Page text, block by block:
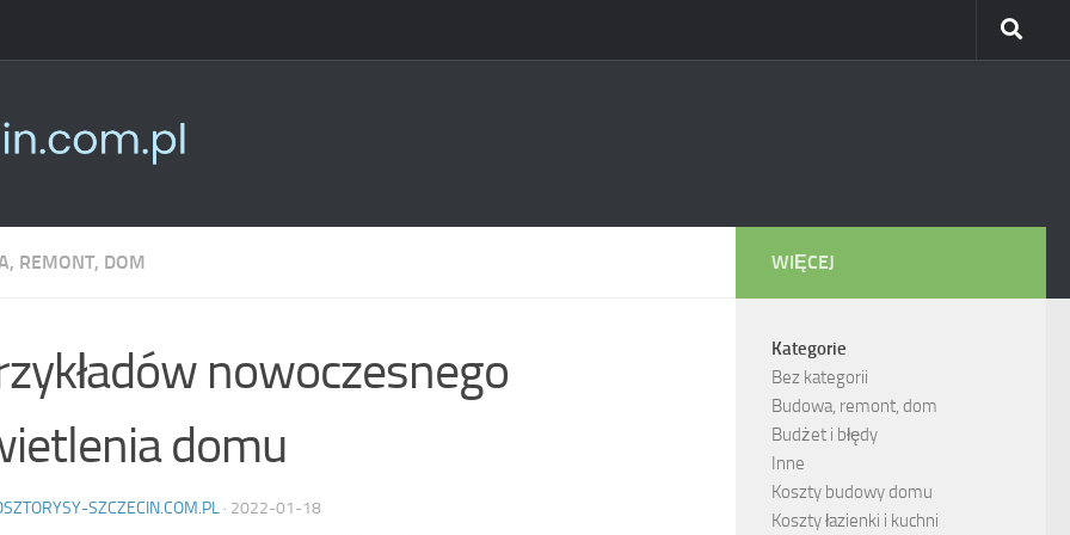
REMONT, DOM
nowoczesnego
domu
SZCZECIN.COM.PL · 2022-01-18
WIĘCEJ
Kategorie
Bez kategorii
Budowa, remont, dom
Budżet i błędy
Inne
Koszty budowy domu
Koszty łazienki i kuchni